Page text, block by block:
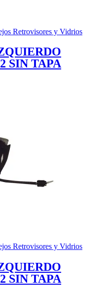
Retrovisores y Vidrios
SIN TAPA
Retrovisores y Vidrios
SIN TAPA